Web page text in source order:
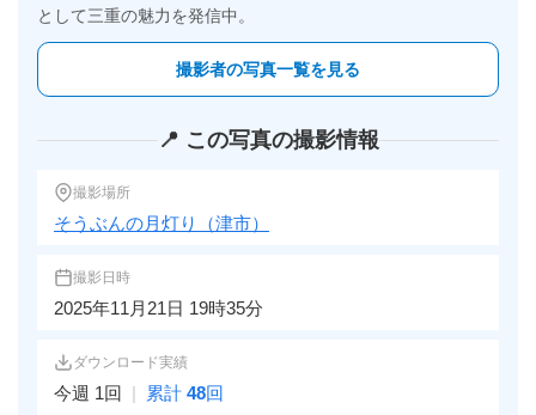
として三重の魅力を発信中。
撮影者の写真一覧を見る
📍 この写真の撮影情報
撮影場所
そうぶんの月灯り（津市）
撮影日時
2025年11月21日 19時35分
ダウンロード実績
今週 1回 | 累計 48回